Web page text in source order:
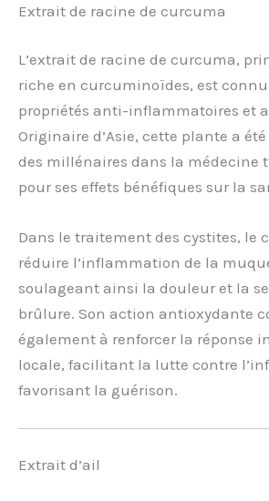
Extrait de racine de curcuma
L’extrait de racine de curcuma,
riche en curcuminoïdes, est connu
propriétés anti-inflammatoires et
Originaire d’Asie, cette plante a
des millénaires dans la médecine
pour ses effets bénéfiques sur la
Dans le traitement des cystites, le
réduire l’inflammation de la
soulageant ainsi la douleur et la
brûlure. Son action antioxydante
également à renforcer la réponse
locale, facilitant la lutte contre
favorisant la guérison.
Extrait d’ail